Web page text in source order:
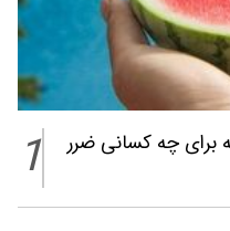
برای چه کسانی ضرر
1